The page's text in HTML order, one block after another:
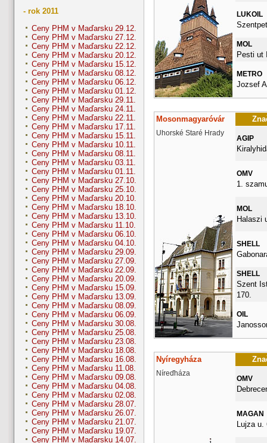
- rok 2011
Ceny PHM v Maďarsku 29.12.
Ceny PHM v Maďarsku 27.12.
Ceny PHM v Maďarsku 22.12.
Ceny PHM v Maďarsku 20.12.
Ceny PHM v Maďarsku 15.12.
Ceny PHM v Maďarsku 08.12.
Ceny PHM v Maďarsku 06.12.
Ceny PHM v Maďarsku 01.12.
Ceny PHM v Maďarsku 29.11.
Ceny PHM v Maďarsku 24.11.
Ceny PHM v Maďarsku 22.11.
Ceny PHM v Maďarsku 17.11.
Ceny PHM v Maďarsku 15.11.
Ceny PHM v Maďarsku 10.11.
Ceny PHM v Maďarsku 08.11.
Ceny PHM v Maďarsku 03.11.
Ceny PHM v Maďarsku 01.11.
Ceny PHM v Maďarsku 27.10.
Ceny PHM v Maďarsku 25.10.
Ceny PHM v Maďarsku 20.10.
Ceny PHM v Maďarsku 18.10.
Ceny PHM v Maďarsku 13.10.
Ceny PHM v Maďarsku 11.10.
Ceny PHM v Maďarsku 06.10.
Ceny PHM v Maďarsku 04.10.
Ceny PHM v Maďarsku 29.09.
Ceny PHM v Maďarsku 27.09.
Ceny PHM v Maďarsku 22.09.
Ceny PHM v Maďarsku 20.09.
Ceny PHM v Maďarsku 15.09.
Ceny PHM v Maďarsku 13.09.
Ceny PHM v Maďarsku 08.09.
Ceny PHM v Maďarsku 06.09.
Ceny PHM v Maďarsku 30.08.
Ceny PHM v Maďarsku 25.08.
Ceny PHM v Maďarsku 23.08.
Ceny PHM v Maďarsku 18.08.
Ceny PHM v Maďarsku 16.08.
Ceny PHM v Maďarsku 11.08.
Ceny PHM v Maďarsku 09.08.
Ceny PHM v Maďarsku 04.08.
Ceny PHM v Maďarsku 02.08.
Ceny PHM v Maďarsku 28.07.
Ceny PHM v Maďarsku 26.07.
Ceny PHM v Maďarsku 21.07.
Ceny PHM v Maďarsku 19.07.
Ceny PHM v Maďarsku 14.07.
LUKOIL
MOL
Pesti ut
METRO
Jozsef
Mosonmagyaróvár
Uhorské Staré Hrady
AGIP
OMV
1.
MOL
Halaszi
SHELL
SHELL
Szent
170.
OIL
Nyíregyháza
Níreďháza
OMV
MAGAN
Lujza u.